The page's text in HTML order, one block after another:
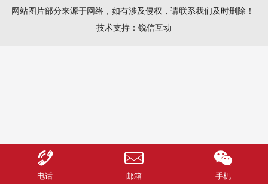
网站图片部分来源于网络，如有涉及侵权，请联系我们及时删除！
技术支持： 锐信互动
电话 邮箱 手机